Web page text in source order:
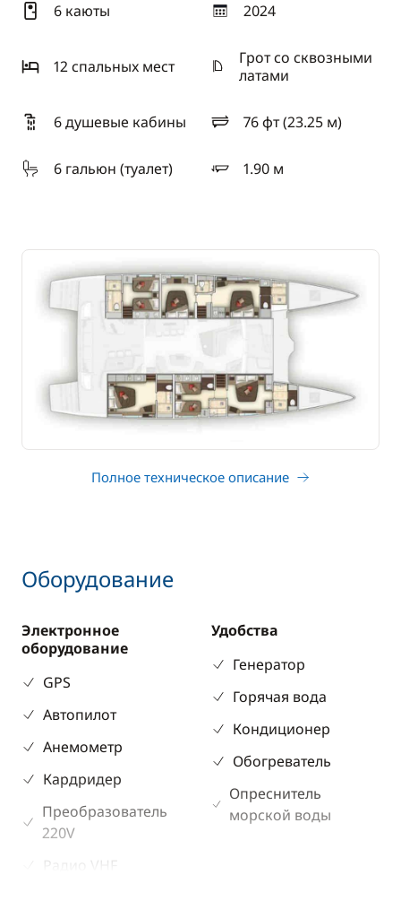
6 каюты 2024
год
12 спальныx мест
Грот со сквозными
латами
6 душевые кабины 76 фт (23.25 м)
длина
6 гальюн (туалет)
1.90 м
осадка
Полное техническое описание
Оборудование
Электронное
оборудование
GPS
Автопилот
Анемометр
Кардридер
Преобразователь
220V
Радио VHF
Удобства
Генератор
Горячая вода
Кондиционер
Обогреватель
Опреснитель
морской воды